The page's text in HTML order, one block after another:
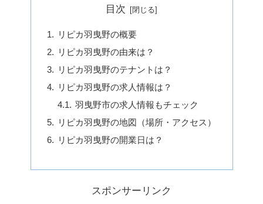
目次
リピカ羽曳野の概要
リピカ羽曳野の由来は？
リピカ羽曳野のテナントは？
リピカ羽曳野の求人情報は？
羽曳野市の求人情報もチェック
リピカ羽曳野の地図（場所・アクセス）
リピカ羽曳野の開業日は？
スポンサーリンク